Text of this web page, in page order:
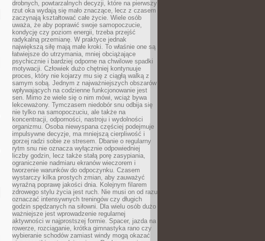
drobnych, powtarzalnych decyzji, które na pierwszy
rzut oka wydają się mało znaczące, lecz z czasem
zaczynają kształtować całe życie. Wiele osób
uważa, że aby poprawić swoje samopoczucie,
kondycję czy poziom energii, trzeba przejść
radykalną przemianę. W praktyce jednak
największą siłę mają małe kroki. To właśnie one są
łatwiejsze do utrzymania, mniej obciążające
psychicznie i bardziej odporne na chwilowe spadki
motywacji. Człowiek dużo chętniej kontynuuje
proces, który nie kojarzy mu się z ciągłą walką z
samym sobą. Jednym z najważniejszych obszarów
wpływających na codzienne funkcjonowanie jest
sen. Mimo że wiele się o nim mówi, wciąż bywa
lekceważony. Tymczasem niedobór snu odbija się
nie tylko na samopoczuciu, ale także na
koncentracji, odporności, nastroju i wydolności
organizmu. Osoba niewyspana częściej podejmuje
impulsywne decyzje, ma mniejszą cierpliwość i
gorzej radzi sobie ze stresem. Dbanie o regularny
rytm snu nie oznacza wyłącznie odpowiedniej
liczby godzin, lecz także stałą porę zasypiania,
ograniczenie nadmiaru ekranów wieczorem i
tworzenie warunków do odpoczynku. Czasem
wystarczy kilka prostych zmian, aby zauważyć
wyraźną poprawę jakości dnia. Kolejnym filarem
zdrowego stylu życia jest ruch. Nie musi on od razu
oznaczać intensywnych treningów czy długich
godzin spędzanych na siłowni. Dla wielu osób dużo
ważniejsze jest wprowadzenie regularnej
aktywności w najprostszej formie. Spacer, jazda na
rowerze, rozciąganie, krótka gimnastyka rano czy
wybieranie schodów zamiast windy mogą okazać